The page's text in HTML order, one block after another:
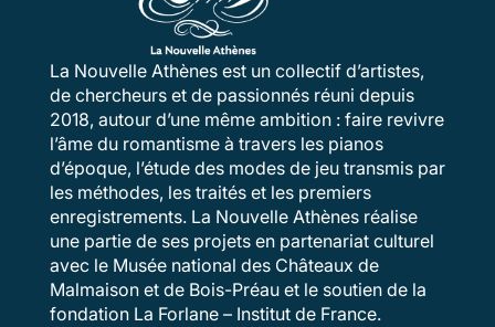
La Nouvelle Athènes est un collectif d’artistes,
de chercheurs et de passionnés réuni depuis
2018, autour d’une même ambition : faire revivre
l’âme du romantisme à travers les pianos
d’époque, l’étude des modes de jeu transmis par
les méthodes, les traités et les premiers
enregistrements. La Nouvelle Athènes réalise
une partie de ses projets en partenariat culturel
avec le Musée national des Châteaux de
Malmaison et de Bois-Préau et le soutien de la
fondation La Forlane – Institut de France.